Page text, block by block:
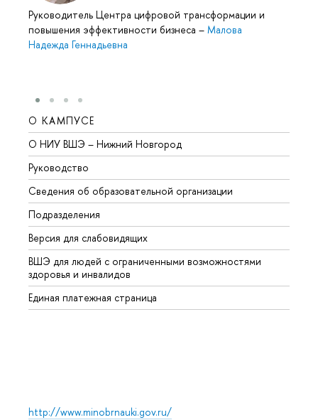
Руководитель Центра цифровой трансформации и
повышения эффективности бизнеса – Малова
Надежда Геннадьевна
О КАМПУСЕ
О НИУ ВШЭ – Нижний Новгород
Руководство
Сведения об образовательной организации
Подразделения
Версия для слабовидящих
ВШЭ для людей с ограниченными возможностями
здоровья и инвалидов
Единая платежная страница
http://www.minobrnauki.gov.ru/